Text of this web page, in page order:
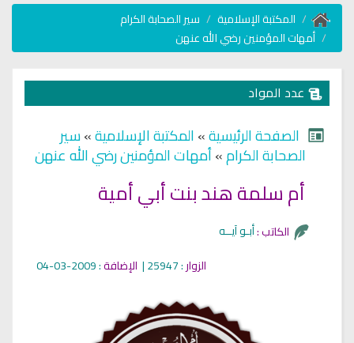
المكتبة الإسلامية
سير الصحابة الكرام
أمهات المؤمنين رضي الله عنهن
عدد المواد
الصفحة الرئيسية»المكتبة الإسلامية»سير
الصحابة الكرام»أمهات المؤمنين رضي الله عنهن
الكاتب :
الزوار: 25947 | الإضافة: 2009-03-04